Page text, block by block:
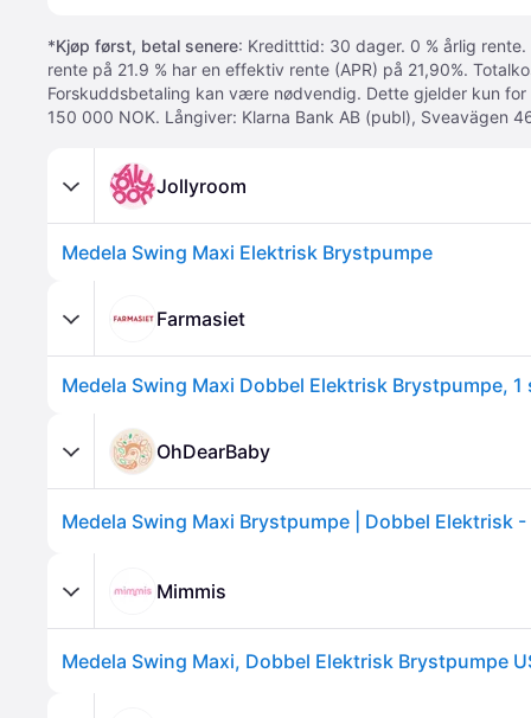
*Kjøp først, betal senere: Kreditttid: 30 dager. 0 % årlig rente.
rente på 21.9 % har en effektiv rente (APR) på 21,90%.
Forskuddsbetaling kan være nødvendig. Dette gjelder kun
150 000 NOK. Långiver: Klarna Bank AB (publ), Sveavägen
Jollyroom
Medela Swing Maxi Elektrisk Brystpumpe
Farmasiet
Medela Swing Maxi Dobbel Elektrisk Brystpumpe, 1
OhDearBaby
Medela Swing Maxi Brystpumpe | Dobbel Elektrisk -
Mimmis
Medela Swing Maxi, Dobbel Elektrisk Brystpumpe